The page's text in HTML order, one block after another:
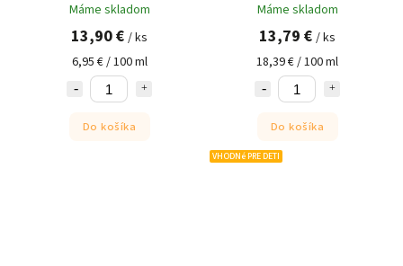
Máme skladom
13,90 € / ks
6,95 € / 100 ml
Do košíka
Máme skladom
13,79 € / ks
18,39 € / 100 ml
Do košíka
VHODNé PRE DETI